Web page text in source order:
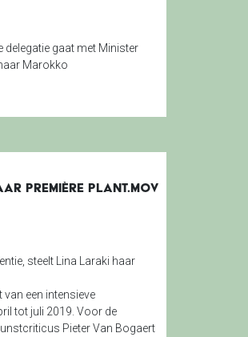
gaat met Minister
Marokko
PREMIÈRE PLANT.MOV
steelt Lina Laraki haar
van een intensieve
tot juli 2019. Voor de
Pieter Van Bogaert